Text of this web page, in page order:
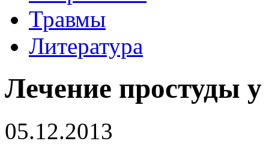
Травмы
Литература
Лечение простуды
05.12.2013